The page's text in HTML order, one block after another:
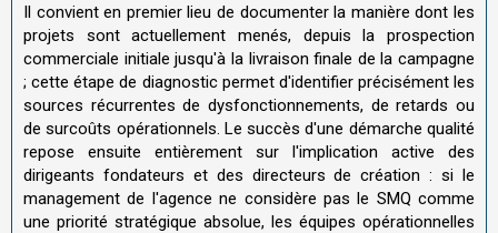
Il convient en premier lieu de documenter la manière dont les
projets sont actuellement menés, depuis la prospection
commerciale initiale jusqu'à la livraison finale de la campagne
; cette étape de diagnostic permet d'identifier précisément les
sources récurrentes de dysfonctionnements, de retards ou
de surcoûts opérationnels. Le succès d'une démarche qualité
repose ensuite entièrement sur l'implication active des
dirigeants fondateurs et des directeurs de création : si le
management de l'agence ne considère pas le SMQ comme
une priorité stratégique absolue, les équipes opérationnelles